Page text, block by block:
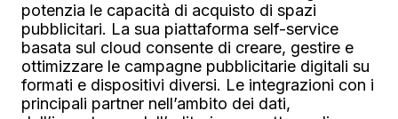
potenzia le capacità di acquisto di spazi
pubblicitari. La sua piattaforma self-service
basata sul cloud consente di creare, gestire e
ottimizzare le campagne pubblicitarie digitali su
formati e dispositivi diversi. Le integrazioni con i
principali partner nell’ambito dei dati,